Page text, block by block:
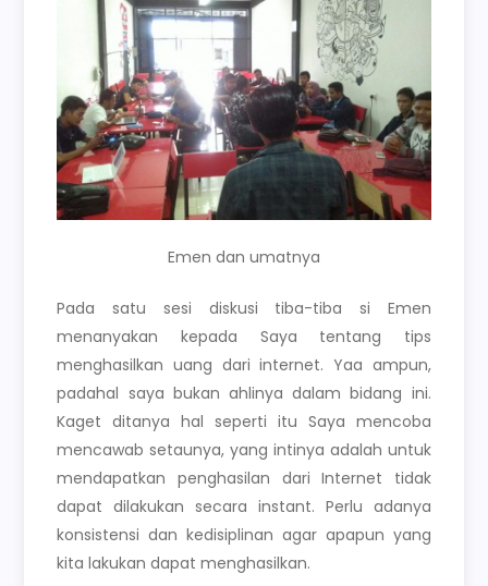
Emen dan umatnya
Pada satu sesi diskusi tiba-tiba si Emen
menanyakan kepada Saya tentang tips
menghasilkan uang dari internet. Yaa ampun,
padahal saya bukan ahlinya dalam bidang ini.
Kaget ditanya hal seperti itu Saya mencoba
mencawab setaunya, yang intinya adalah untuk
mendapatkan penghasilan dari Internet tidak
dapat dilakukan secara instant. Perlu adanya
konsistensi dan kedisiplinan agar apapun yang
kita lakukan dapat menghasilkan.